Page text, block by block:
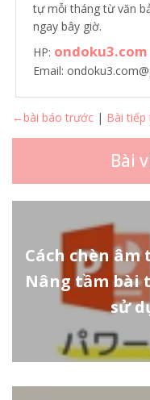
tự mỗi tháng từ văn
ngay bây giờ.
HP: ondoku3.com
Email:
←bài báo trước | Bài
Bài
Cách chèn
Nâng tầm bài
sử